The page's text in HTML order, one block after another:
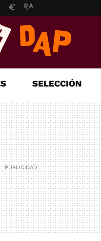
SELECCIÓN